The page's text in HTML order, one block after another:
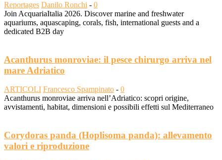
Reportages Danilo Ronchi - 0
Join AcquariaItalia 2026. Discover marine and freshwater
aquariums, aquascaping, corals, fish, international guests and a
dedicated B2B day
Acanthurus monroviae: il pesce chirurgo arriva nel
mare Adriatico
ARTICOLI Francesco Spampinato - 0
Acanthurus monroviae arriva nell’Adriatico: scopri origine,
avvistamenti, habitat, dimensioni e possibili effetti sul Mediterraneo
Corydoras panda (Hoplisoma panda): allevamento
valori e riproduzione